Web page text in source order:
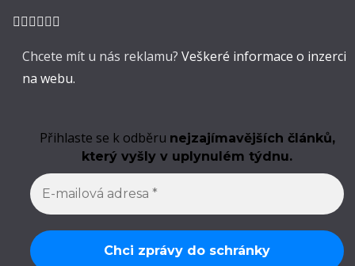
Chcete mít u nás reklamu? Veškeré informace o inzerci
na webu.
Přihlaste se k odběru nejzajímavějších článků,
který vyšly v uplynulém týdnu.